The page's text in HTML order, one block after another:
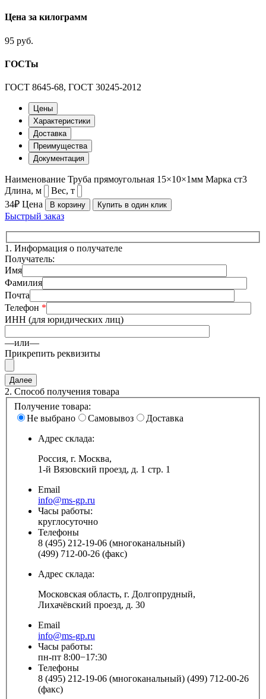
Цена за килограмм
95 руб.
ГОСТы
ГОСТ 8645-68, ГОСТ 30245-2012
Цены
Характеристики
Доставка
Преимущества
Документация
Наименование Труба прямоугольная 15×10×1мм Марка ст3
Длина, м
Вес, т
34₽ Цена В корзину Купить в один клик
Быстрый заказ
1. Информация о получателе
Получатель:
Имя
Фамилия
Почта
Телефон *
ИНН (для юридических лиц)
—или—
Прикрепить реквизиты
2. Способ получения товара
Получение товара:
Не выбрано
Самовывоз
Доставка
Адрес склада:
Россия, г. Москва,
1-й Вязовский проезд, д. 1 стр. 1
Email
info@ms-gp.ru
Часы работы:
круглосуточно
Телефоны
8 (495) 212-19-06 (многоканальный)
(499) 712-00-26 (факс)
Адрес склада:
Московская область, г. Долгопрудный,
Лихачёвский проезд, д. 30
Email
info@ms-gp.ru
Часы работы:
пн-пт 8:00−17:30
Телефоны
8 (495) 212-19-06 (многоканальный) (499) 712-00-26
(факс)